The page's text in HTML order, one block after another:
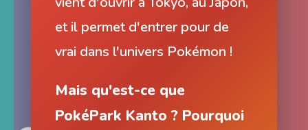
et il permet d'entrer pour de
vrai dans l'univers Pokémon !
Mais qu'est-ce que
PokéPark Kanto ? Pourquoi